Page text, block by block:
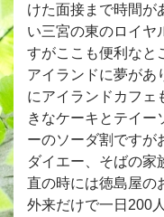
けた面接まで時間が
い三宮の東のロイヤ
すがここも便利なと
アイランドに夢があ
にアイランドカフェ
きなケーキとテイー
ーのソーダ割ですが
ダイエー、そばの家
直の時には徳島屋の
外来だけで一日200